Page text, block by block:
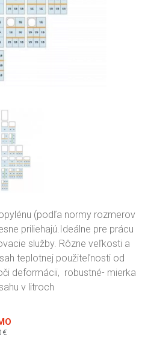
(podľa normy rozmerov
priliehajú.Ideálne pre prácu
služby. Rôzne veľkosti a
teplotnej použiteľnosti od
deformácii, robustné- mierka
v litroch
€